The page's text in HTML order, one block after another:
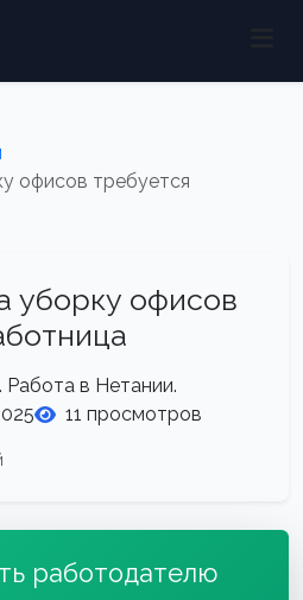
офисов требуется
уборку офисов
Работа в Нетании.
11 просмотров
работодателю